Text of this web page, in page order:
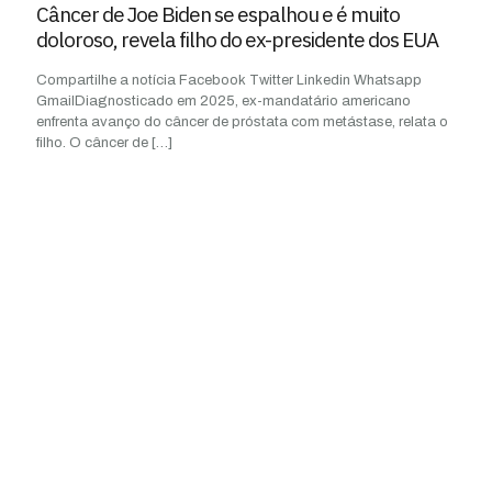
Câncer de Joe Biden se espalhou e é muito
doloroso, revela filho do ex-presidente dos EUA
Compartilhe a notícia Facebook Twitter Linkedin Whatsapp
GmailDiagnosticado em 2025, ex-mandatário americano
enfrenta avanço do câncer de próstata com metástase, relata o
filho. O câncer de […]